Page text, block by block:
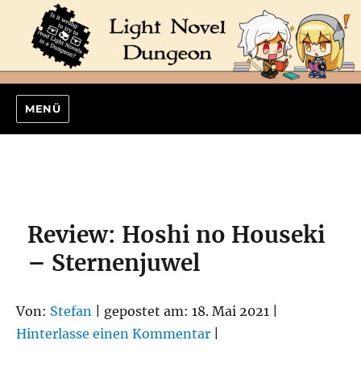
MENÜ
Review: Hoshi no Houseki
– Sternenjuwel
Von: Stefan | gepostet am: 18. Mai 2021 |
Hinterlasse einen Kommentar